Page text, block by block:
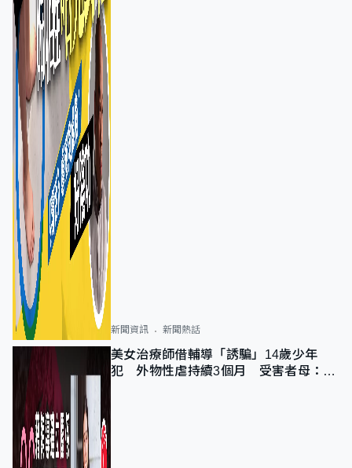
新聞資訊 新聞熱話
美女治療師借輔導「誘騙」14歲少年
犯 外物性虐持續3個月 受害者母：要